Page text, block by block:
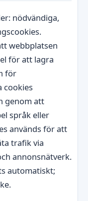
nödvändiga,
webbplatsen
för att lagra
för
cookies
genom att
språk eller
används för att
trafik via
annonsnätverk.
automatiskt;